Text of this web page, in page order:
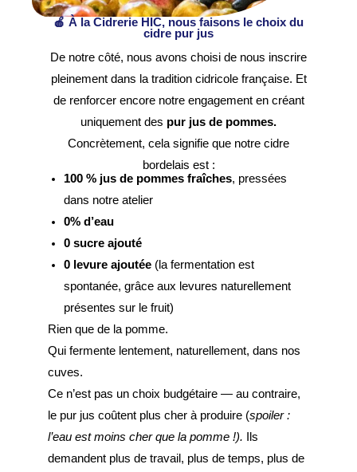
🍎 À la Cidrerie HIC, nous faisons le choix du
cidre pur jus
De notre côté, nous avons choisi de nous inscrire
pleinement dans la tradition cidricole française. Et
de renforcer encore notre engagement en créant
uniquement des pur jus de pommes.
Concrètement, cela signifie que notre cidre
bordelais est :
100 % jus de pommes fraîches, pressées
dans notre atelier
0% d’eau
0 sucre ajouté
0 levure ajoutée (la fermentation est
spontanée, grâce aux levures naturellement
présentes sur le fruit)
Rien que de la pomme.
Qui fermente lentement, naturellement, dans nos
cuves.
Ce n’est pas un choix budgétaire — au contraire,
le pur jus coûtent plus cher à produire (spoiler :
l’eau est moins cher que la pomme !). Ils
demandent plus de travail, plus de temps, plus de